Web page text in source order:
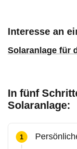
Interesse an
Solaranlage für
In fünf
Solaranlage: